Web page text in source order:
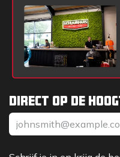
Direct op de